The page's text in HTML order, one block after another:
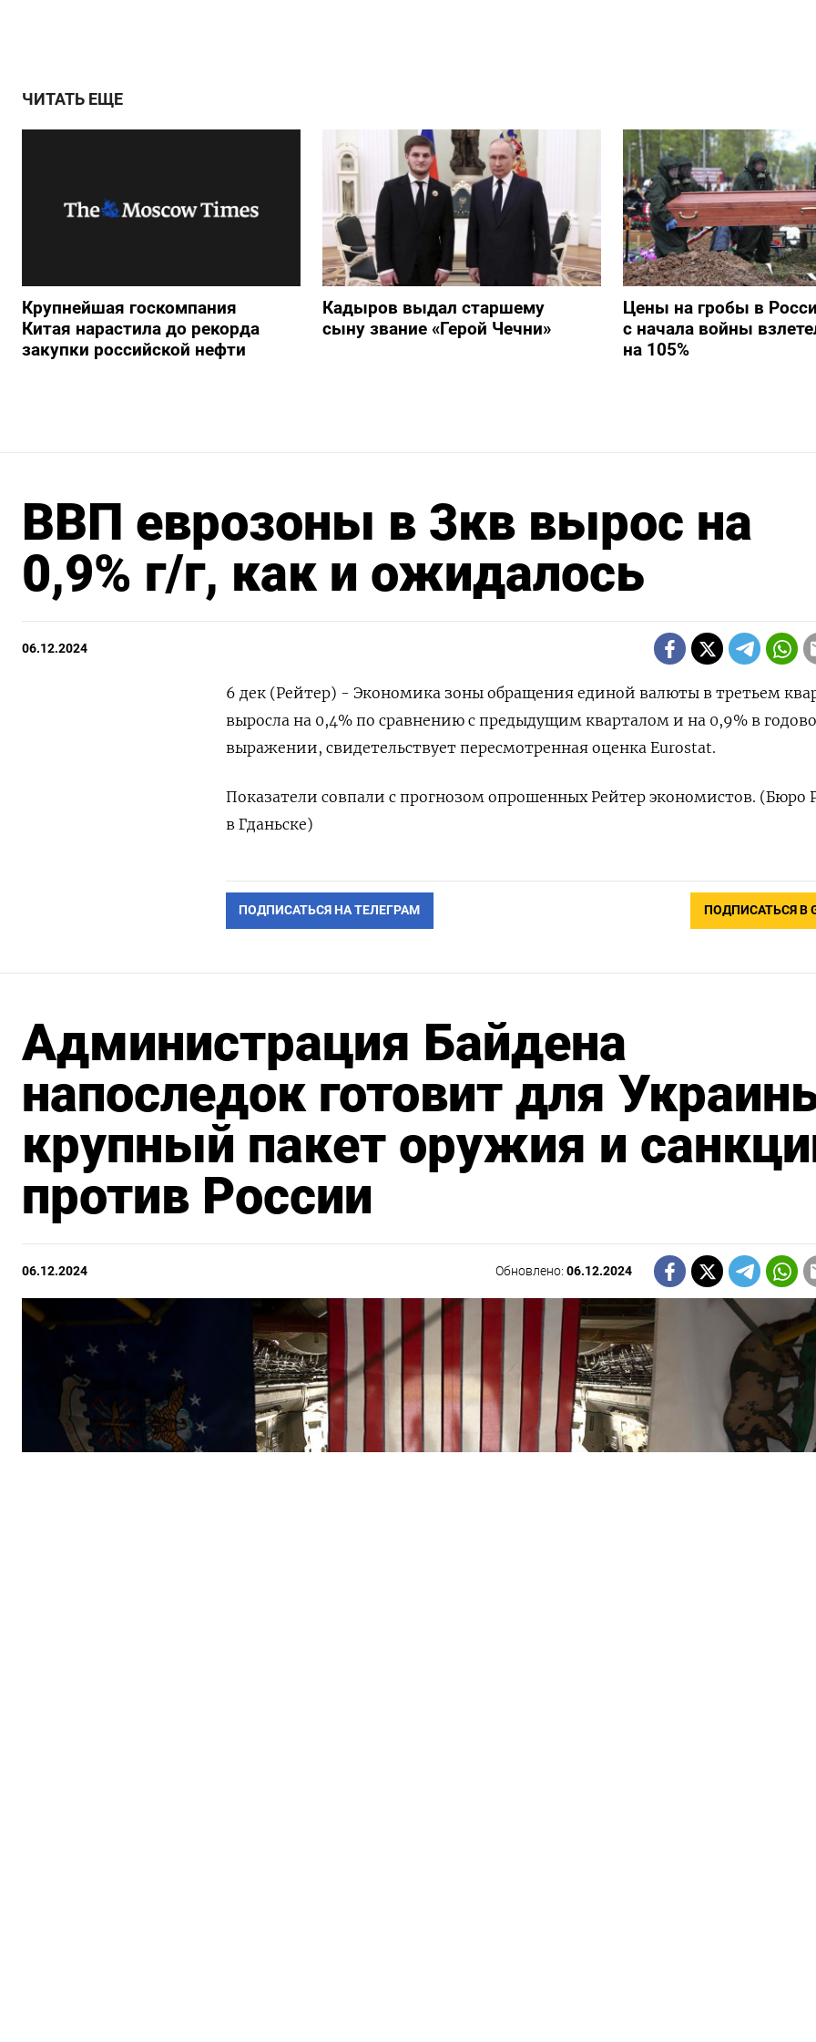
ЧИТАТЬ ЕЩЕ
Крупнейшая госкомпания
Китая нарастила до рекорда
закупки российской нефти
Кадыров выдал старшему
сыну звание «Герой Чечни»
Цены на гробы в
с начала войны
на 105%
ВВП еврозоны в 3кв вырос на
0,9% г/г, как и ожидалось
06.12.2024
6 дек (Рейтер) - Экономика зоны обращения единой валюты в третьем
выросла на 0,4% по сравнению с предыдущим кварталом и на 0,9% в
выражении, свидетельствует пересмотренная оценка Eurostat.
Показатели совпали с прогнозом опрошенных Рейтер экономистов. (Бюро
в Гданьске)
ПОДПИСАТЬСЯ НА ТЕЛЕГРАМ ПОДПИСАТЬСЯ В
Администрация Байдена
напоследок готовит для
крупный пакет оружия и
против России
06.12.2024 Обновлено:06.12.2024